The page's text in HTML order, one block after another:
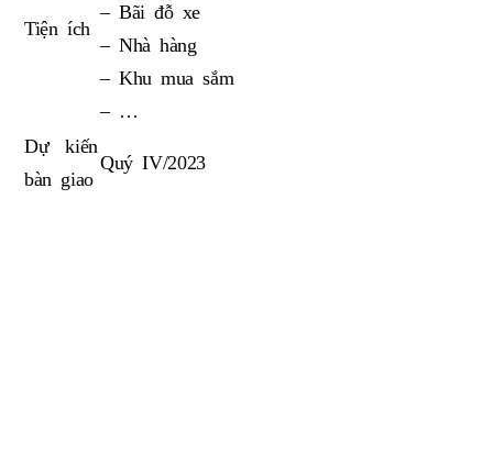
Tiện ích
– Bãi đỗ xe
– Nhà hàng
– Khu mua sắm
– …
Dự kiến
bàn giao
Quý IV/2023